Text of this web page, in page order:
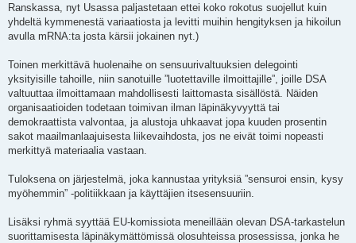
Ranskassa, nyt Usassa paljastetaan ettei koko rokotus suojellut kuin
yhdeltä kymmenestä variaatiosta ja levitti muihin hengityksen ja hikoilun
avulla mRNA:ta josta kärsii jokainen nyt.)
Toinen merkittävä huolenaihe on sensuurivaltuuksien delegointi
yksityisille tahoille, niin sanotuille ”luotettaville ilmoittajille”, joille DSA
valtuuttaa ilmoittamaan mahdollisesti laittomasta sisällöstä. Näiden
organisaatioiden todetaan toimivan ilman läpinäkyvyyttä tai
demokraattista valvontaa, ja alustoja uhkaavat jopa kuuden prosentin
sakot maailmanlaajuisesta liikevaihdosta, jos ne eivät toimi nopeasti
merkittyä materiaalia vastaan.
Tuloksena on järjestelmä, joka kannustaa yrityksiä ”sensuroi ensin, kysy
myöhemmin” -politiikkaan ja käyttäjien itsesensuuriin.
Lisäksi ryhmä syyttää EU-komissiota meneillään olevan DSA-tarkastelun
suorittamisesta läpinäkymättömissä olosuhteissa prosessissa, jonka he